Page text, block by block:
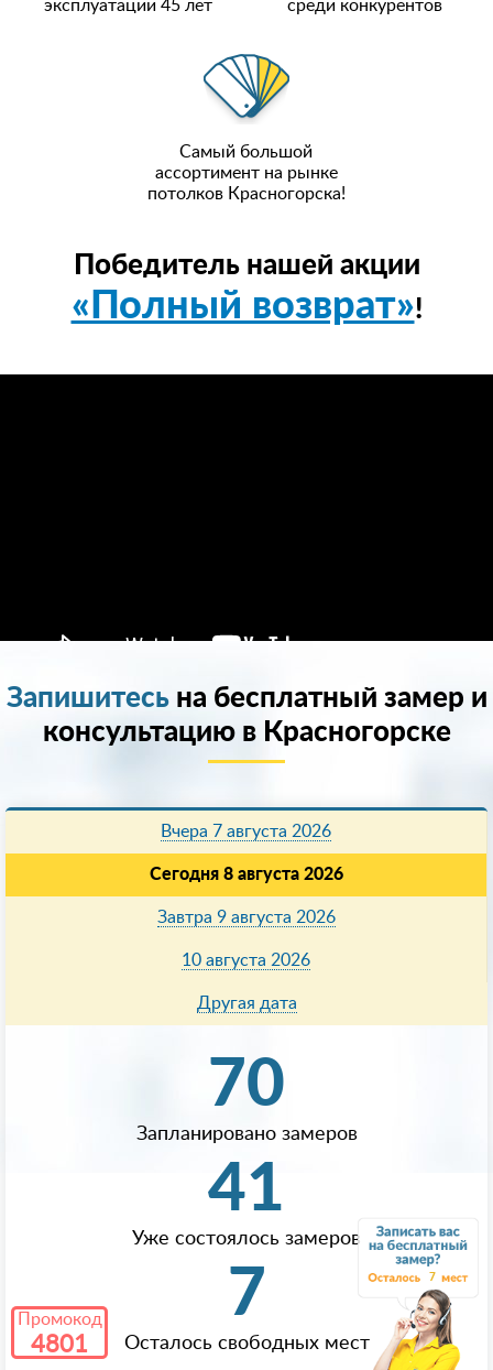
7
Промокод
4801
эксплуатации 45 лет
среди конкурентов
Самый большой
ассортимент на рынке
потолков Красногорска!
Победитель нашей акции
«Полный возврат»!
Запишитесьна бесплатный замер и
консультацию в Красногорске
Вчера 7 августа 2026
Сегодня 8 августа 2026
Завтра 9 августа 2026
10 августа 2026
Другая дата
70
Запланировано замеров
41
Уже состоялось замеров
7
Осталось свободных мест